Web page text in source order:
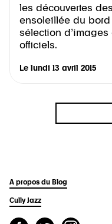
les découvertes
ensoleillée du
sélection
officiels.
Le lundi 13 avril 2015
A propos du Blog
Cully Jazz